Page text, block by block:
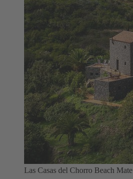
Las Casas del Chorro Beach Mate